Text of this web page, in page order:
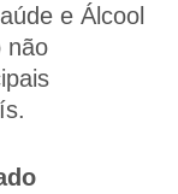
e Álcool
não